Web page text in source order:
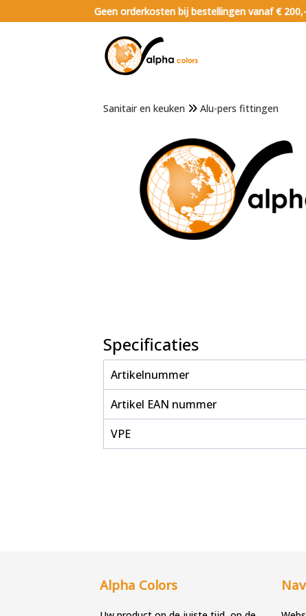
Geen orderkosten bij bestellingen vanaf € 200,-
Sanitair en keuken Alu-pers fittingen
Specificaties
Artikelnummer
Artikel EAN nummer
VPE
Alpha Colors